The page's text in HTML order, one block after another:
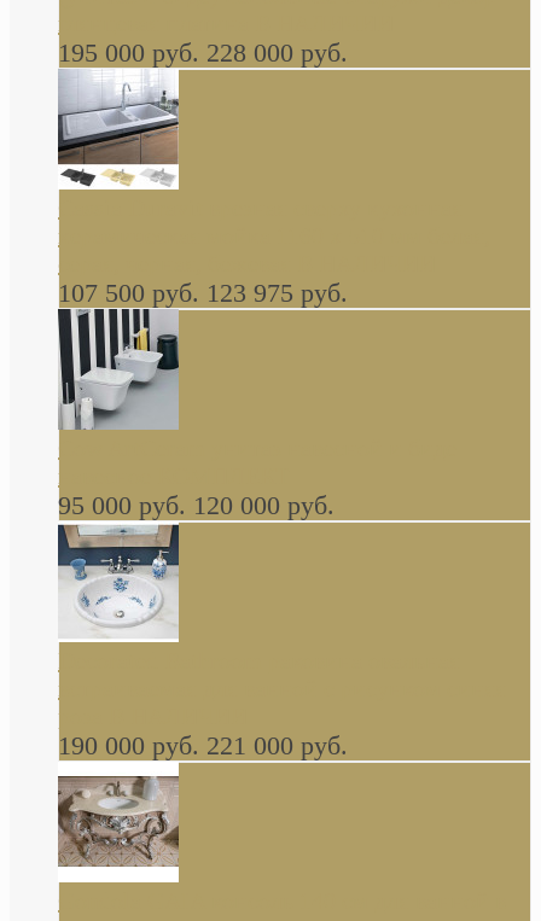
глянцевая платина В НАЛИЧИИ
195 000 руб. 228 000 руб.
керамическая мойка 1160 x 510 мм белая,
серая, черная, бежевая В НАЛИЧИИ
107 500 руб. 123 975 руб.
навесное КОМПЛЕКТ
95 000 руб. 120 000 руб.
Decorated Bathroom раковина овальная
встраиваемая для ванной с рисунком синяя
роза В НАЛИЧИИ
190 000 руб. 221 000 руб.